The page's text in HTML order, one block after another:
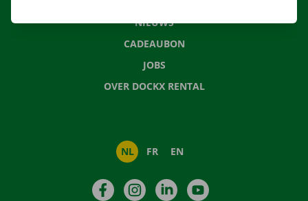
NIEUWS
CADEAUBON
JOBS
OVER DOCKX RENTAL
NL FR EN
FacebookInstagramLinkedIn